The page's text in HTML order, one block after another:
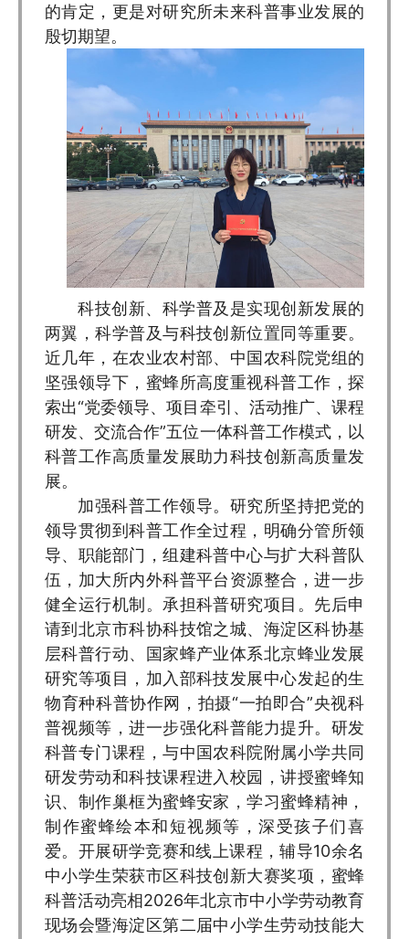
的肯定，更是对研究所未来科普事业发展的
殷切期望。
科技创新、科学普及是实现创新发展的
两翼，科学普及与科技创新位置同等重要。
近几年，在农业农村部、中国农科院党组的
坚强领导下，蜜蜂所高度重视科普工作，探
索出“党委领导、项目牵引、活动推广、课程
研发、交流合作”五位一体科普工作模式，以
科普工作高质量发展助力科技创新高质量发
展。
加强科普工作领导。研究所坚持把党的
领导贯彻到科普工作全过程，明确分管所领
导、职能部门，组建科普中心与扩大科普队
伍，加大所内外科普平台资源整合，进一步
健全运行机制。承担科普研究项目。先后申
请到北京市科协科技馆之城、海淀区科协基
层科普行动、国家蜂产业体系北京蜂业发展
研究等项目，加入部科技发展中心发起的生
物育种科普协作网，拍摄“一拍即合”央视科
普视频等，进一步强化科普能力提升。研发
科普专门课程，与中国农科院附属小学共同
研发劳动和科技课程进入校园，讲授蜜蜂知
识、制作巢框为蜜蜂安家，学习蜜蜂精神，
制作蜜蜂绘本和短视频等，深受孩子们喜
爱。开展研学竞赛和线上课程，辅导10余名
中小学生荣获市区科技创新大赛奖项，蜜蜂
科普活动亮相2026年北京市中小学劳动教育
现场会暨海淀区第二届中小学生劳动技能大